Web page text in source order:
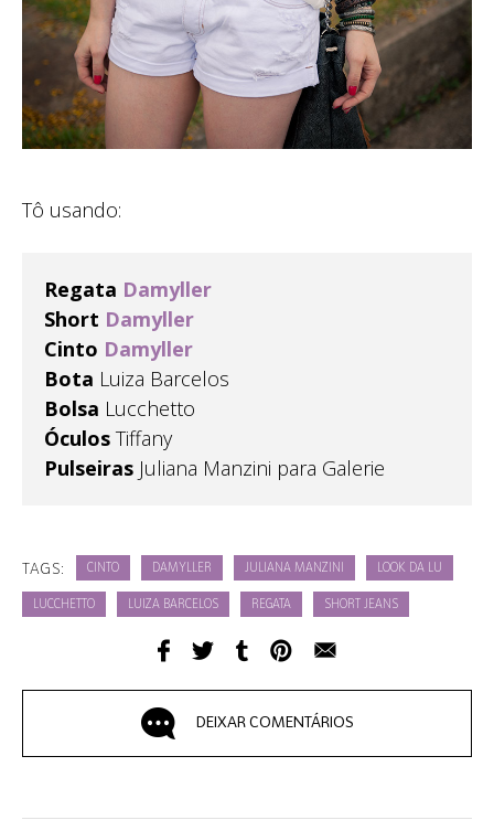
Tô usando:
Regata Damyller
Short Damyller
Cinto Damyller
Bota Luiza Barcelos
Bolsa Lucchetto
Óculos Tiffany
Pulseiras Juliana Manzini para Galerie
TAGS: CINTO DAMYLLER JULIANA MANZINI LOOK DA LU
LUCCHETTO LUIZA BARCELOS REGATA SHORT JEANS
DEIXAR COMENTÁRIOS